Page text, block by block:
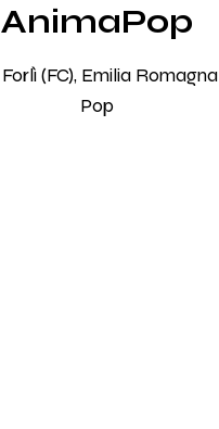
AnimaPop
Forlì (FC), Emilia Romagna
Pop